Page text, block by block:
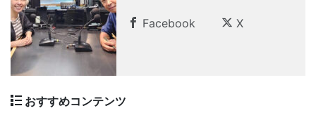
Facebook X
おすすめコンテンツ